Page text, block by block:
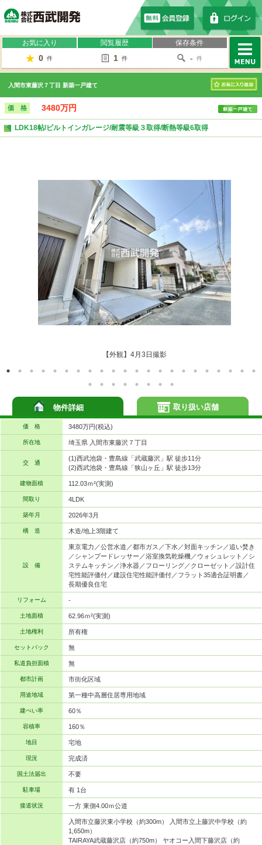
お気に入り
0 件
閲覧履歴
1 件
保存条件
- 件
MENU
入間市東藤沢７丁目 新築一戸建て
お気に入り
価 格 3480万円
LDK18帖/ビルトインガレージ/耐震等級３取得/断熱等級6取得
【外観】4月3日撮影
物件詳細
価 格 3480万円(税込)
所在地 埼玉県 入間市東藤沢７丁目
交 通
(1)西武池袋・豊島線「武蔵藤沢」駅 徒歩11分
(2)西武池袋・豊島線「狭山ヶ丘」駅 徒歩13分
建物面積 112.03ｍ²(実測)
間取り 4LDK
築年月 2026年3月
構 造 木造/地上3階建て
設 備
東京電力／公営水道／都市ガス／下水／対面キッチン／追い焚き
／シャンプードレッサー／浴室換気乾燥機／ウォシュレット／シ
ステムキッチン／浄水器／フローリング／クローゼット／設計住
宅性能評価付／建設住宅性能評価付／フラット35適合証明書／
長期優良住宅
リフォーム -
土地面積 62.96ｍ²(実測)
土地権利 所有権
セットバック 無
私道負担面積 無
都市計画 市街化区域
用途地域 第一種中高層住居専用地域
建ぺい率 60％
容積率 160％
地目 宅地
現況 完成済
国土法届出 不要
駐車場 有 1台
接道状況 一方 東側4.00ｍ公道
入間市立藤沢東小学校（約300m） 入間市立上藤沢中学校（約
1,650m）
TAIRAYA武蔵藤沢店（約750m） ヤオコー入間下藤沢店（約
取り扱い店舗